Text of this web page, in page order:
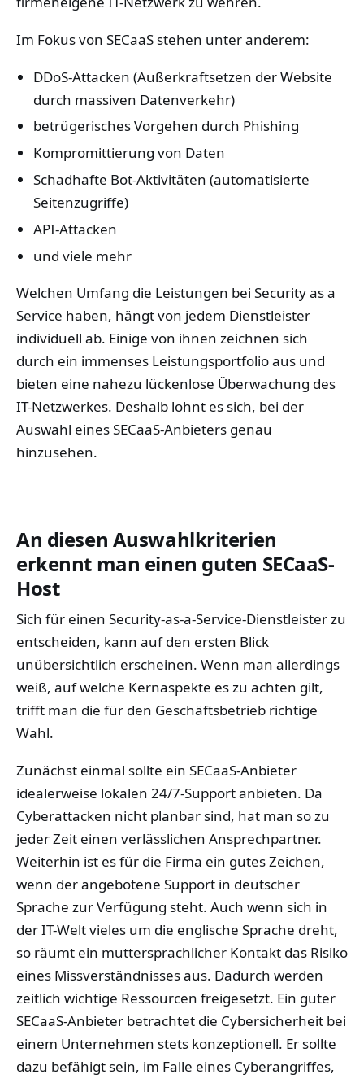
Im Fokus von SECaaS stehen unter anderem:
DDoS-Attacken (Außerkraftsetzen der Website
durch massiven Datenverkehr)
betrügerisches Vorgehen durch Phishing
Kompromittierung von Daten
Schadhafte Bot-Aktivitäten (automatisierte
Seitenzugriffe)
API-Attacken
und viele mehr
Welchen Umfang die Leistungen bei Security as a
Service haben, hängt von jedem Dienstleister
individuell ab. Einige von ihnen zeichnen sich
durch ein immenses Leistungsportfolio aus und
bieten eine nahezu lückenlose Überwachung des
IT-Netzwerkes. Deshalb lohnt es sich, bei der
Auswahl eines SECaaS-Anbieters genau
hinzusehen.
An diesen Auswahlkriterien
erkennt man einen guten SECaaS-
Host
Sich für einen Security-as-a-Service-Dienstleister zu
entscheiden, kann auf den ersten Blick
unübersichtlich erscheinen. Wenn man allerdings
weiß, auf welche Kernaspekte es zu achten gilt,
trifft man die für den Geschäftsbetrieb richtige
Wahl.
Zunächst einmal sollte ein SECaaS-Anbieter
idealerweise lokalen 24/7-Support anbieten. Da
Cyberattacken nicht planbar sind, hat man so zu
jeder Zeit einen verlässlichen Ansprechpartner.
Weiterhin ist es für die Firma ein gutes Zeichen,
wenn der angebotene Support in deutscher
Sprache zur Verfügung steht. Auch wenn sich in
der IT-Welt vieles um die englische Sprache dreht,
so räumt ein muttersprachlicher Kontakt das Risiko
eines Missverständnisses aus. Dadurch werden
zeitlich wichtige Ressourcen freigesetzt. Ein guter
SECaaS-Anbieter betrachtet die Cybersicherheit bei
einem Unternehmen stets konzeptionell. Er sollte
dazu befähigt sein, im Falle eines Cyberangriffes,